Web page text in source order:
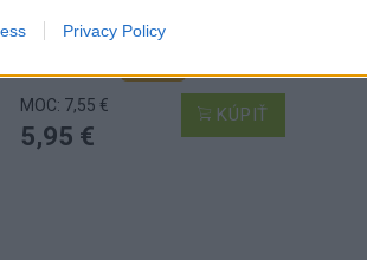
Privacy Policy
MOC: 7,55 €
5,95 €
KÚPIŤ